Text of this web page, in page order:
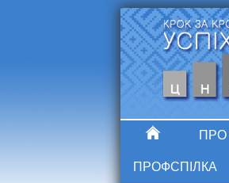
ПРО
ПРОФСПІЛКА